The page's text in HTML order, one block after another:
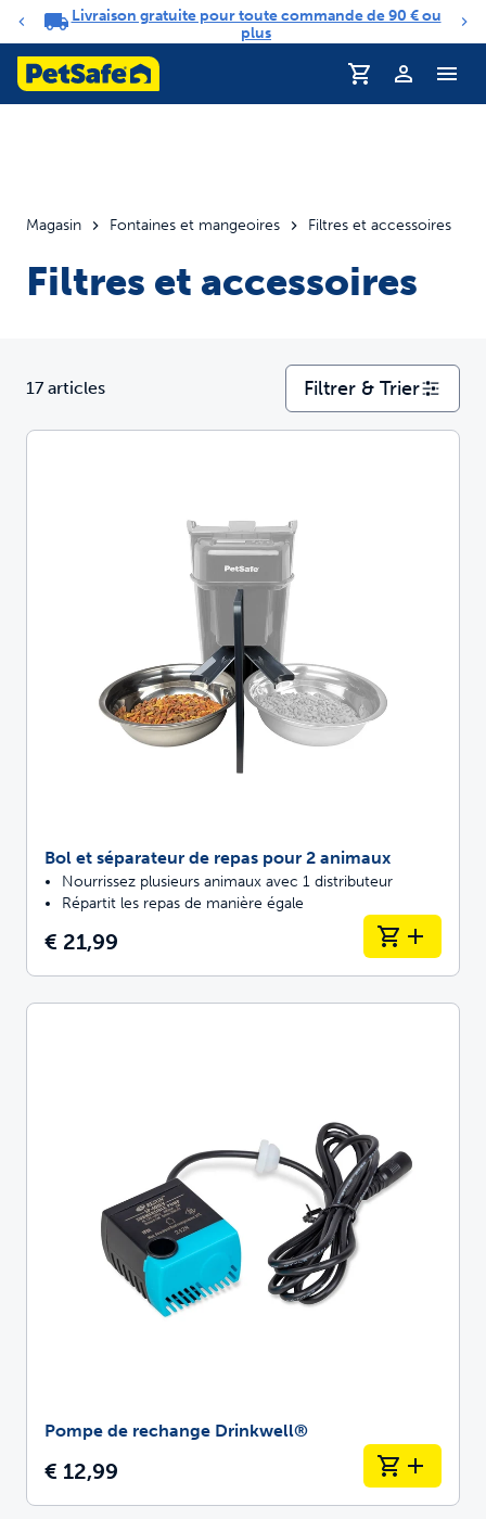
Carrousel de notifications
Livraison gratuite pour toute commande de 90 € ou
plus
Profil
Magasin Fontaines et mangeoires Filtres et accessoires
Filtres et accessoires
17 articles Filtrer & Trier
Bol et séparateur de repas pour 2 animaux
Nourrissez plusieurs animaux avec 1 distributeur
Répartit les repas de manière égale
€ 21,99
Pompe de rechange Drinkwell®
€ 12,99